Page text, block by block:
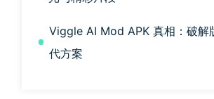
Viggle AI Mod APK 真相：破解
代方案